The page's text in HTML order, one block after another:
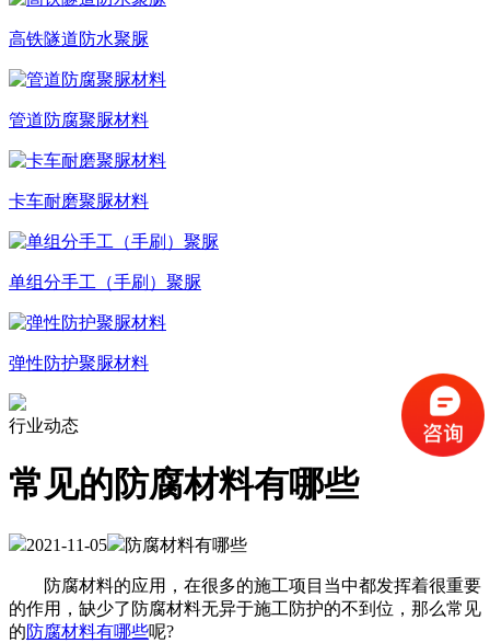
高铁隧道防水聚脲
管道防腐聚脲材料
卡车耐磨聚脲材料
单组分手工（手刷）聚脲
弹性防护聚脲材料
行业动态
常见的防腐材料有哪些
2021-11-05 防腐材料有哪些
防腐材料的应用，在很多的施工项目当中都发挥着很重要
的作用，缺少了防腐材料无异于施工防护的不到位，那么常见
的防腐材料有哪些呢?